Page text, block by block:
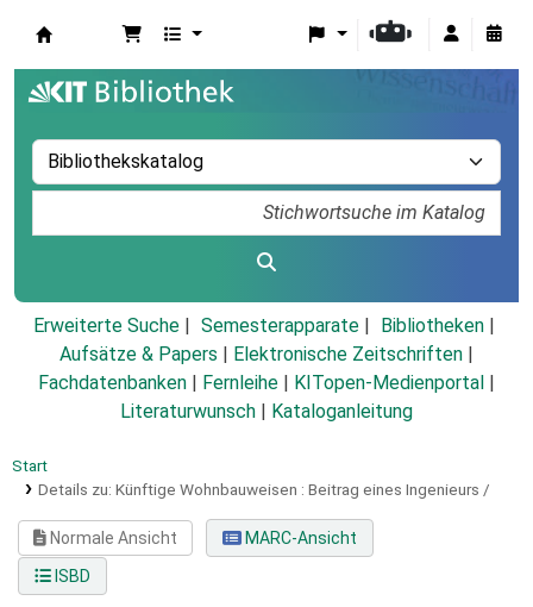
Erweiterte Suche Semesterapparate
Bibliotheken
Aufsätze & Papers
Elektronische Zeitschriften
Fachdatenbanken
Fernleihe KITopen-Medienportal
Literaturwunsch
Kataloganleitung
Start
Details zu: Künftige Wohnbauweisen : Beitrag eines Ingenieurs /
Normale Ansicht
MARC-Ansicht
ISBD